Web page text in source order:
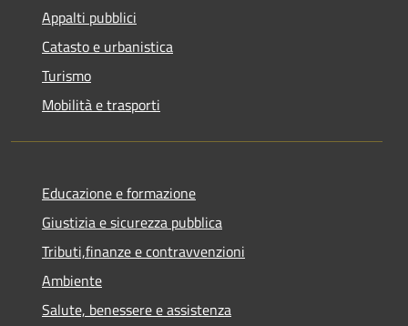
Appalti pubblici
Catasto e urbanistica
Turismo
Mobilità e trasporti
Educazione e formazione
Giustizia e sicurezza pubblica
Tributi,finanze e contravvenzioni
Ambiente
Salute, benessere e assistenza